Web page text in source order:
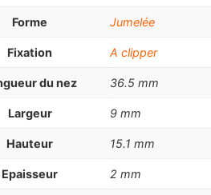
Forme Jumelée
Fixation A clipper
du nez 36.5 mm
Largeur 9 mm
Hauteur 15.1 mm
Epaisseur 2 mm